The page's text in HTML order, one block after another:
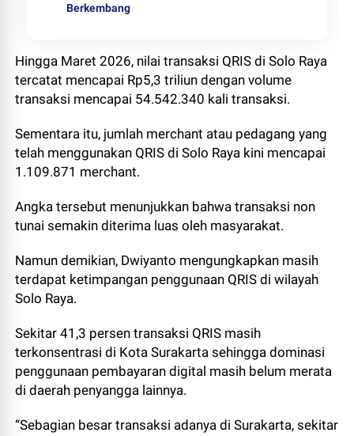
Berkembang
Hingga Maret 2026, nilai transaksi QRIS di Solo Raya
tercatat mencapai Rp5,3 triliun dengan volume
transaksi mencapai 54.542.340 kali transaksi.
Sementara itu, jumlah merchant atau pedagang yang
telah menggunakan QRIS di Solo Raya kini mencapai
1.109.871 merchant.
Angka tersebut menunjukkan bahwa transaksi non
tunai semakin diterima luas oleh masyarakat.
Namun demikian, Dwiyanto mengungkapkan masih
terdapat ketimpangan penggunaan QRIS di wilayah
Solo Raya.
Sekitar 41,3 persen transaksi QRIS masih
terkonsentrasi di Kota Surakarta sehingga dominasi
penggunaan pembayaran digital masih belum merata
di daerah penyangga lainnya.
“Sebagian besar transaksi adanya di Surakarta, sekitar